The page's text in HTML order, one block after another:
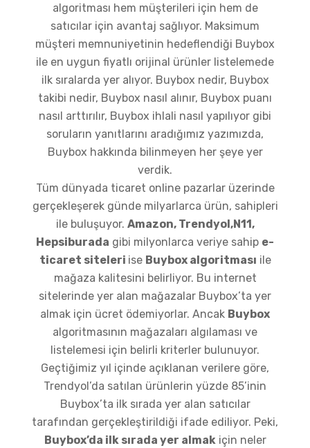
algoritması hem müşterileri için hem de
satıcılar için avantaj sağlıyor. Maksimum
müşteri memnuniyetinin hedeflendiği Buybox
ile en uygun fiyatlı orijinal ürünler listelemede
ilk sıralarda yer alıyor. Buybox nedir, Buybox
takibi nedir, Buybox nasıl alınır, Buybox puanı
nasıl arttırılır, Buybox ihlali nasıl yapılıyor gibi
soruların yanıtlarını aradığımız yazımızda,
Buybox hakkında bilinmeyen her şeye yer
verdik.
Tüm dünyada ticaret online pazarlar üzerinde
gerçekleşerek günde milyarlarca ürün, sahipleri
ile buluşuyor. Amazon, Trendyol,N11,
Hepsiburada gibi milyonlarca veriye sahip e-
ticaret siteleri ise Buybox algoritması ile
mağaza kalitesini belirliyor. Bu internet
sitelerinde yer alan mağazalar Buybox’ta yer
almak için ücret ödemiyorlar. Ancak Buybox
algoritmasının mağazaları algılaması ve
listelemesi için belirli kriterler bulunuyor.
Geçtiğimiz yıl içinde açıklanan verilere göre,
Trendyol’da satılan ürünlerin yüzde 85’inin
Buybox’ta ilk sırada yer alan satıcılar
tarafından gerçekleştirildiği ifade ediliyor. Peki,
Buybox’da ilk sırada yer almakiçin neler